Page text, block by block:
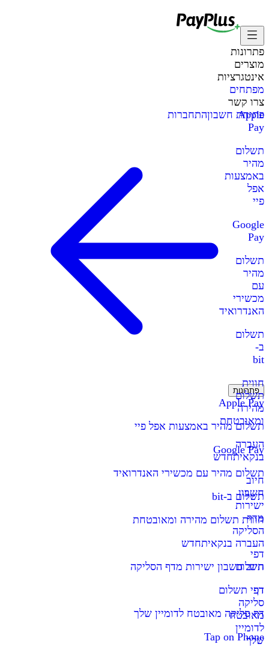
פתרונות
מוצרים
אינטגרציות
מפתחים
צרו קשר
Apple
Pay
תשלום
מהיר
באמצעות
אפל
פיי
Google
Pay
תשלום
מהיר
עם
מכשירי
האנדרואיד
תשלום
ב-
bit
חווית
תשלום
מהירה
ומאובטחת
העברה
בנקאיתחדש
חיוב
חשבון
ישירות
מדף
הסליקה
דפי
תשלום
דף
סליקה
מאובטח
לדומיין
שלך
פתיחת חשבוןהתחברות
פתרונות
Apple Pay
תשלום מהיר באמצעות אפל פיי
Google Pay
תשלום מהיר עם מכשירי האנדרואיד
תשלום ב-bit
חווית תשלום מהירה ומאובטחת
העברה בנקאיתחדש
חיוב חשבון ישירות מדף הסליקה
דפי תשלום
דף סליקה מאובטח לדומיין שלך
Tap on Phone